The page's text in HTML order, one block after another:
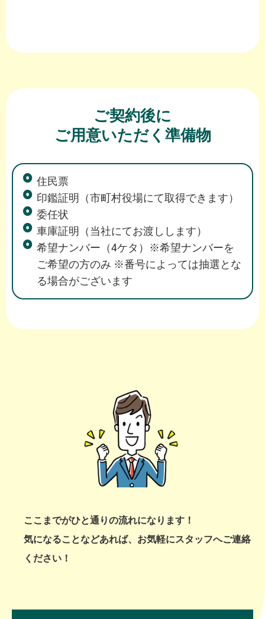
ご契約後に
ご用意いただく準備物
住民票
印鑑証明（市町村役場にて取得できます）
委任状
車庫証明（当社にてお渡しします）
希望ナンバー（4ケタ）※希望ナンバーを
ご希望の方のみ ※番号によっては抽選とな
る場合がございます
ここまでがひと通りの流れになります！
気になることなどあれば、お気軽にスタッフへご連絡
ください！